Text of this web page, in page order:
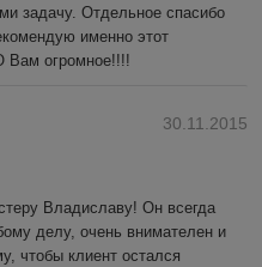
задачу. Отдельное спасибо
именно этот
Вам огромное!!!!
30.11.2015
Владиславу! Он всегда
делу, очень внимателен и
чтобы клиент остался